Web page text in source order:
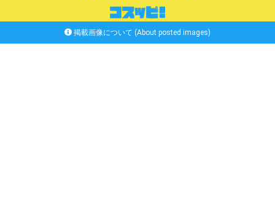
掲載画像について (About posted images)